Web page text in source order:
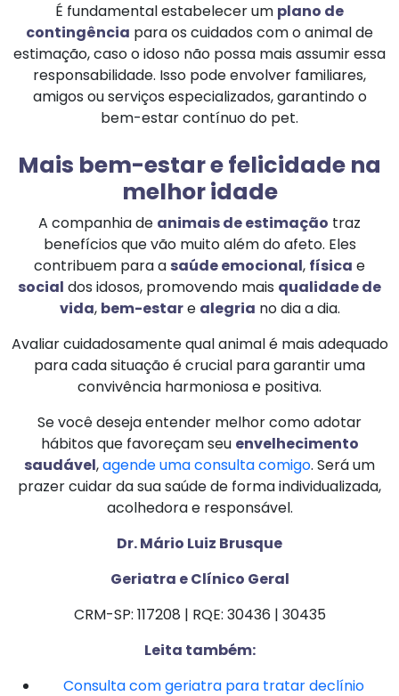
É fundamental estabelecer um plano de
contingência para os cuidados com o animal de
estimação, caso o idoso não possa mais assumir essa
responsabilidade. Isso pode envolver familiares,
amigos ou serviços especializados, garantindo o
bem-estar contínuo do pet.
Mais bem-estar e felicidade na
melhor idade
A companhia de animais de estimação traz
benefícios que vão muito além do afeto. Eles
contribuem para a saúde emocional, física e
social dos idosos, promovendo mais qualidade de
vida, bem-estare alegria no dia a dia.
Avaliar cuidadosamente qual animal é mais adequado
para cada situação é crucial para garantir uma
convivência harmoniosa e positiva.
Se você deseja entender melhor como adotar
hábitos que favoreçam seu envelhecimento
saudável,agende uma consulta comigo. Será um
prazer cuidar da sua saúde de forma individualizada,
acolhedora e responsável.
Dr. Mário Luiz Brusque
Geriatra e Clínico Geral
CRM-SP: 117208 | RQE: 30436 | 30435
Leita também:
Consulta com geriatra para tratar declínio